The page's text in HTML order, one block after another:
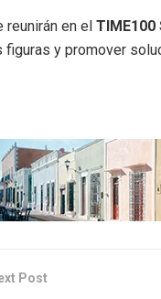
reunirán en el TIME100
y promover
Post